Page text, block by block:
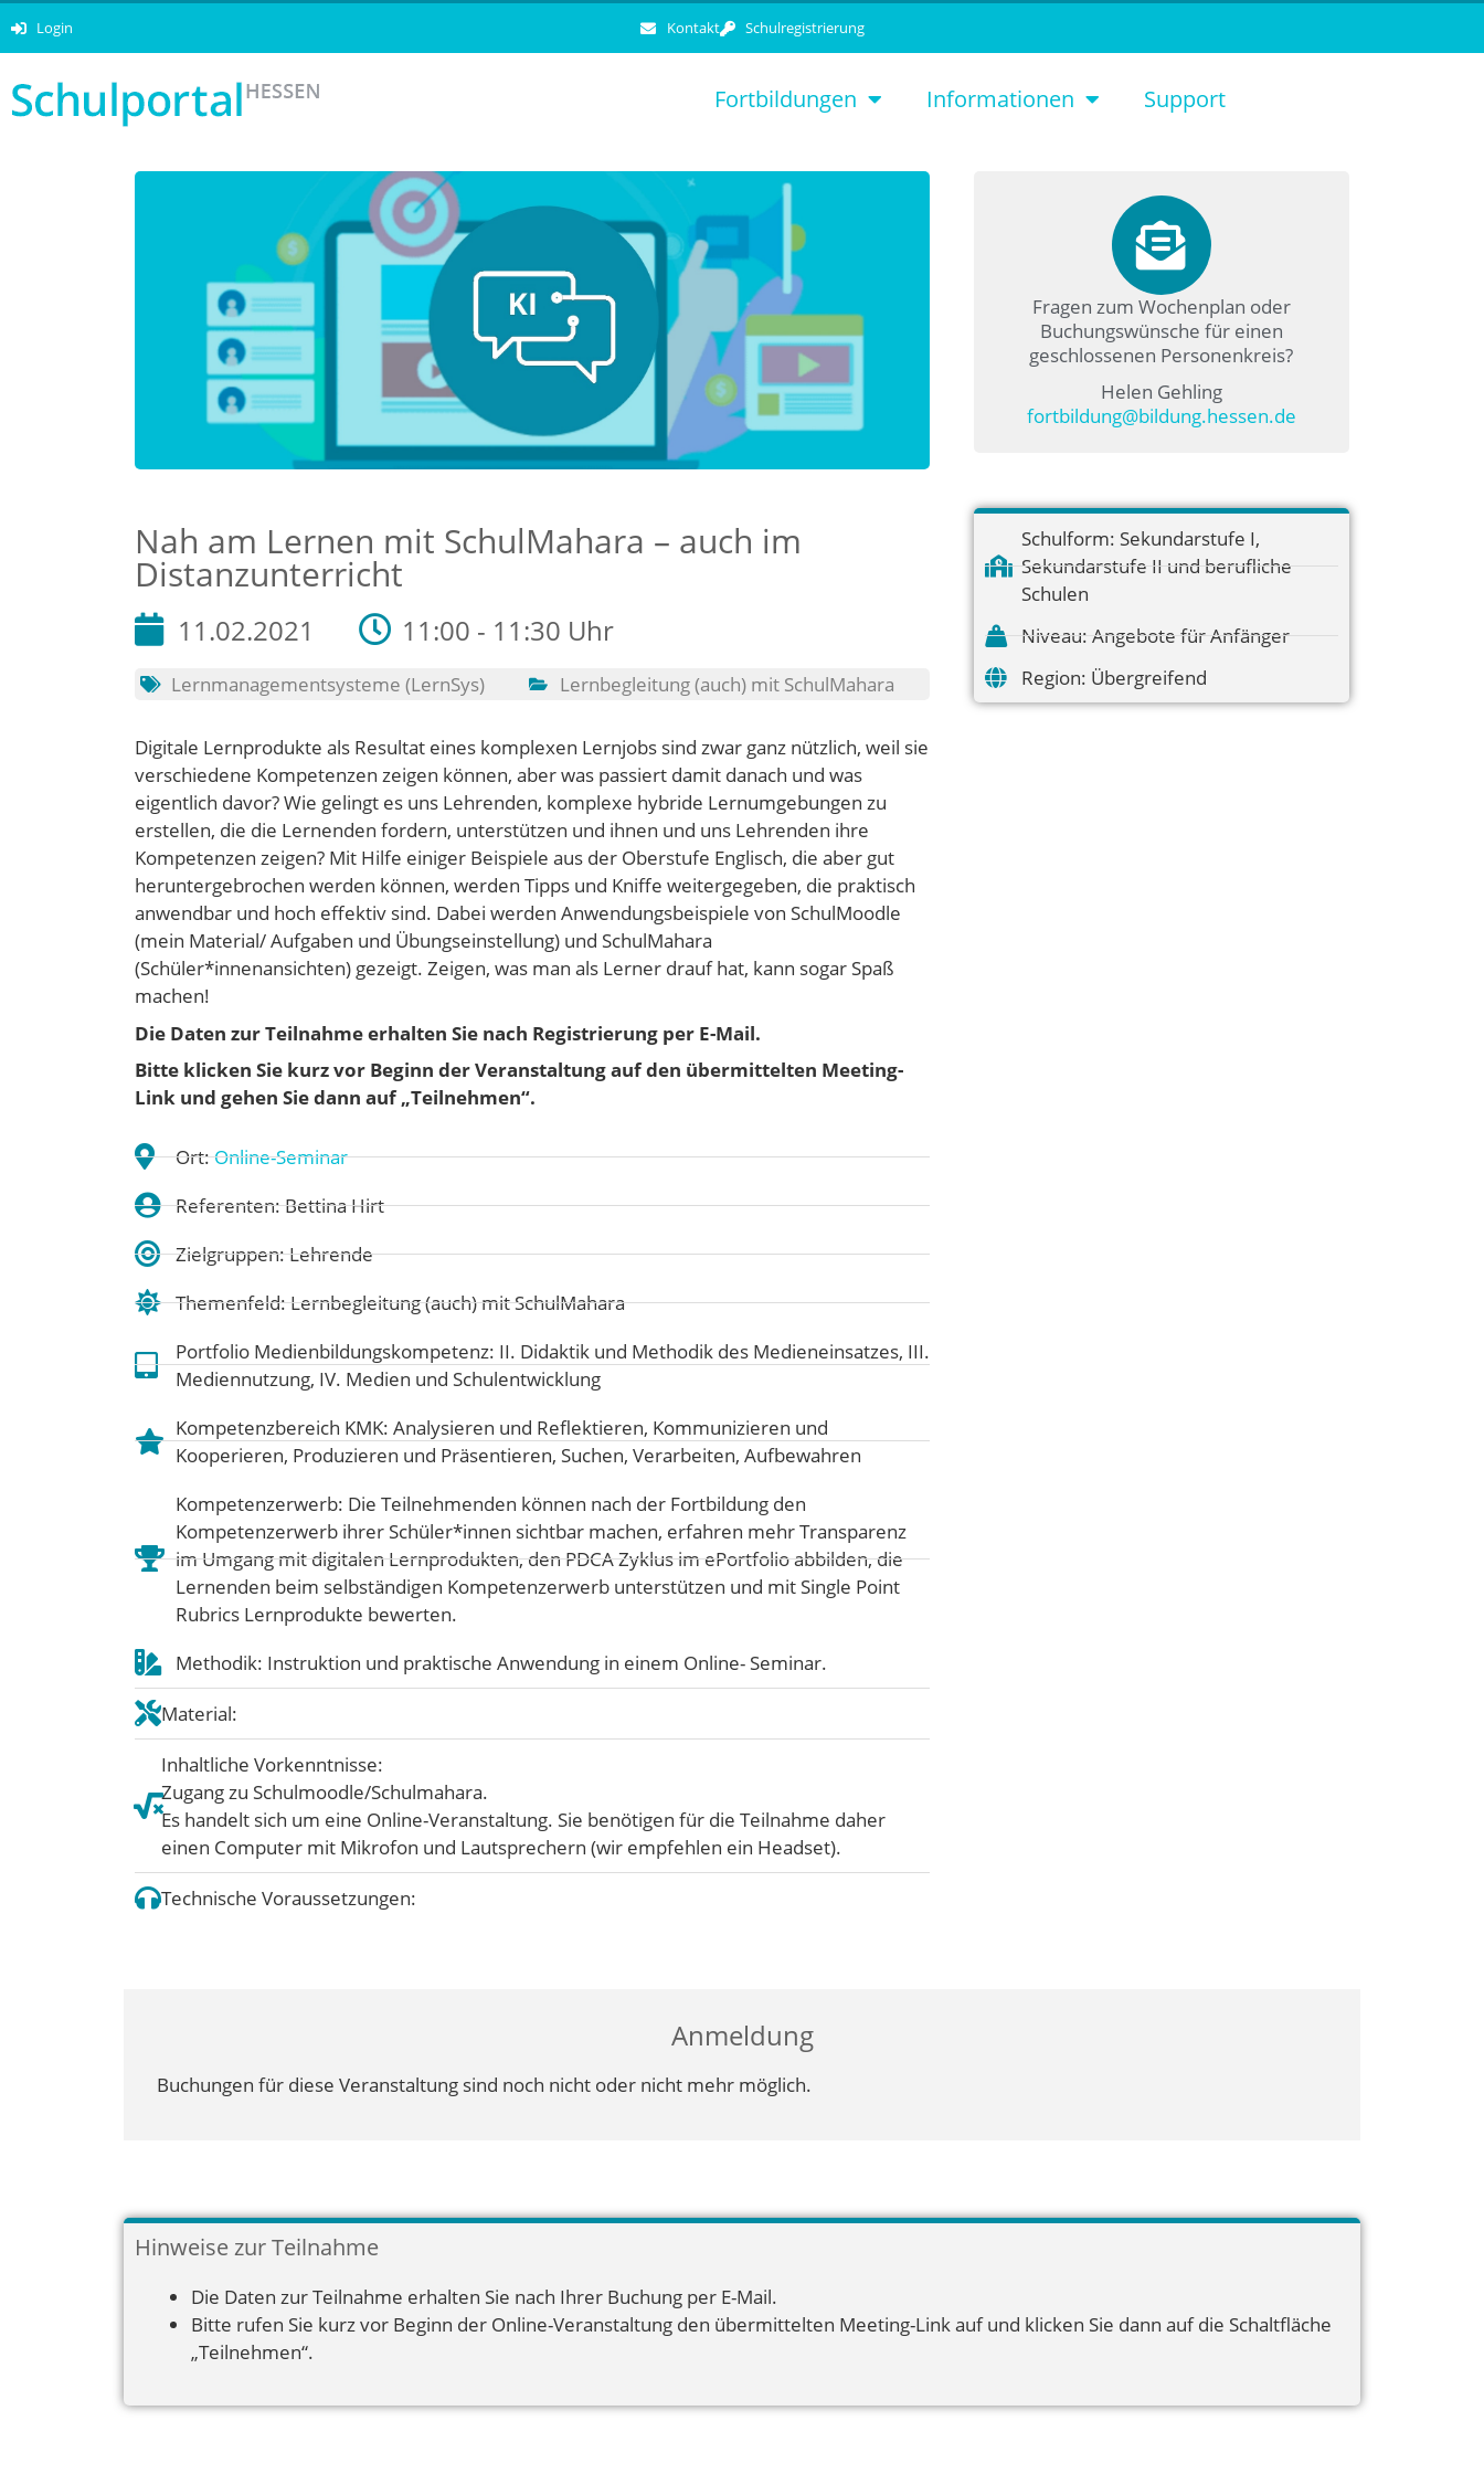
Login Kontakt Schulregistrierung
Fortbildungen Informationen Support
Nah am Lernen mit SchulMahara – auch im
Distanzunterricht
11.02.2021 11:00 - 11:30 Uhr
Lernmanagementsysteme (LernSys) Lernbegleitung (auch) mit SchulMahara
Digitale Lernprodukte als Resultat eines komplexen Lernjobs sind zwar ganz nützlich, weil sie
verschiedene Kompetenzen zeigen können, aber was passiert damit danach und was
eigentlich davor? Wie gelingt es uns Lehrenden, komplexe hybride Lernumgebungen zu
erstellen, die die Lernenden fordern, unterstützen und ihnen und uns Lehrenden ihre
Kompetenzen zeigen? Mit Hilfe einiger Beispiele aus der Oberstufe Englisch, die aber gut
heruntergebrochen werden können, werden Tipps und Kniffe weitergegeben, die praktisch
anwendbar und hoch effektiv sind. Dabei werden Anwendungsbeispiele von SchulMoodle
(mein Material/ Aufgaben und Übungseinstellung) und SchulMahara
(Schüler*innenansichten) gezeigt. Zeigen, was man als Lerner drauf hat, kann sogar Spaß
machen!
Die Daten zur Teilnahme erhalten Sie nach Registrierung per E-Mail.
Bitte klicken Sie kurz vor Beginn der Veranstaltung auf den übermittelten Meeting-
Link und gehen Sie dann auf „Teilnehmen“.
Ort:Online-Seminar
Referenten: Bettina Hirt
Zielgruppen: Lehrende
Themenfeld:Lernbegleitung (auch) mit SchulMahara
Portfolio Medienbildungskompetenz: II. Didaktik und Methodik des Medieneinsatzes, III.
Mediennutzung, IV. Medien und Schulentwicklung
Kompetenzbereich KMK: Analysieren und Reflektieren, Kommunizieren und
Kooperieren, Produzieren und Präsentieren, Suchen, Verarbeiten, Aufbewahren
Kompetenzerwerb: Die Teilnehmenden können nach der Fortbildung den
Kompetenzerwerb ihrer Schüler*innen sichtbar machen, erfahren mehr Transparenz
im Umgang mit digitalen Lernprodukten, den PDCA Zyklus im ePortfolio abbilden, die
Lernenden beim selbständigen Kompetenzerwerb unterstützen und mit Single Point
Rubrics Lernprodukte bewerten.
Methodik: Instruktion und praktische Anwendung in einem Online- Seminar.
Material:
Inhaltliche Vorkenntnisse:
Zugang zu Schulmoodle/Schulmahara.
Es handelt sich um eine Online-Veranstaltung. Sie benötigen für die Teilnahme daher
einen Computer mit Mikrofon und Lautsprechern (wir empfehlen ein Headset).
Technische Voraussetzungen:
Fragen zum Wochenplan oder
Buchungswünsche für einen
geschlossenen Personenkreis?
Helen Gehling
fortbildung@bildung.hessen.de
Schulform: Sekundarstufe I,
Sekundarstufe II und berufliche
Schulen
Niveau: Angebote für Anfänger
Region: Übergreifend
Anmeldung
Buchungen für diese Veranstaltung sind noch nicht oder nicht mehr möglich.
Hinweise zur Teilnahme
Die Daten zur Teilnahme erhalten Sie nach Ihrer Buchung per E-Mail.
Bitte rufen Sie kurz vor Beginn der Online-Veranstaltung den übermittelten Meeting-Link auf und klicken Sie dann auf die Schaltfläche
„Teilnehmen“.